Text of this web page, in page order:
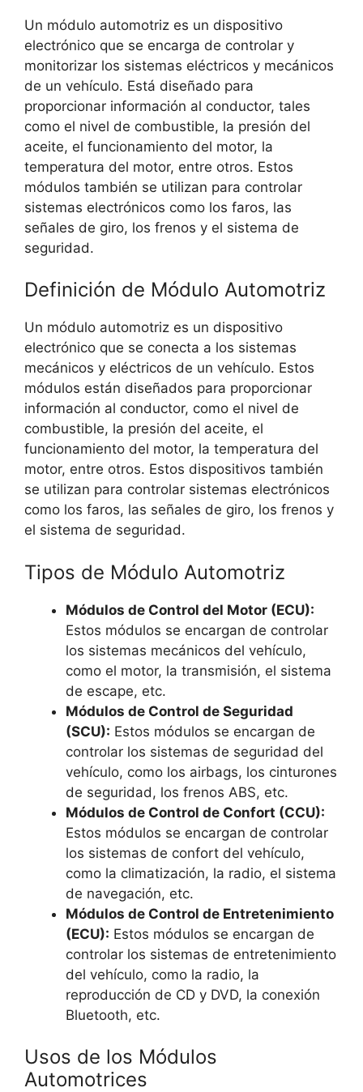
Un módulo automotriz es un dispositivo
electrónico que se encarga de controlar y
monitorizar los sistemas eléctricos y mecánicos
de un vehículo. Está diseñado para
proporcionar información al conductor, tales
como el nivel de combustible, la presión del
aceite, el funcionamiento del motor, la
temperatura del motor, entre otros. Estos
módulos también se utilizan para controlar
sistemas electrónicos como los faros, las
señales de giro, los frenos y el sistema de
seguridad.
Definición de Módulo Automotriz
Un módulo automotriz es un dispositivo
electrónico que se conecta a los sistemas
mecánicos y eléctricos de un vehículo. Estos
módulos están diseñados para proporcionar
información al conductor, como el nivel de
combustible, la presión del aceite, el
funcionamiento del motor, la temperatura del
motor, entre otros. Estos dispositivos también
se utilizan para controlar sistemas electrónicos
como los faros, las señales de giro, los frenos y
el sistema de seguridad.
Tipos de Módulo Automotriz
Módulos de Control del Motor (ECU):
Estos módulos se encargan de controlar
los sistemas mecánicos del vehículo,
como el motor, la transmisión, el sistema
de escape, etc.
Módulos de Control de Seguridad
(SCU): Estos módulos se encargan de
controlar los sistemas de seguridad del
vehículo, como los airbags, los cinturones
de seguridad, los frenos ABS, etc.
Módulos de Control de Confort (CCU):
Estos módulos se encargan de controlar
los sistemas de confort del vehículo,
como la climatización, la radio, el sistema
de navegación, etc.
Módulos de Control de Entretenimiento
(ECU): Estos módulos se encargan de
controlar los sistemas de entretenimiento
del vehículo, como la radio, la
reproducción de CD y DVD, la conexión
Bluetooth, etc.
Usos de los Módulos
Automotrices